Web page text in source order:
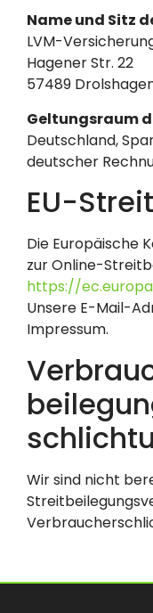
Name und Sitz
LVM-
Hagener Str. 22
57489
Geltungsraum
Deutschland,
deutscher
EU-
Die Europäische
zur Online-
https://
Unsere E-Mail-
Impressum.
Wir sind nicht